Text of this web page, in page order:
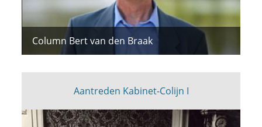
Column Bert van den Braak
Aantreden Kabinet-Colijn I